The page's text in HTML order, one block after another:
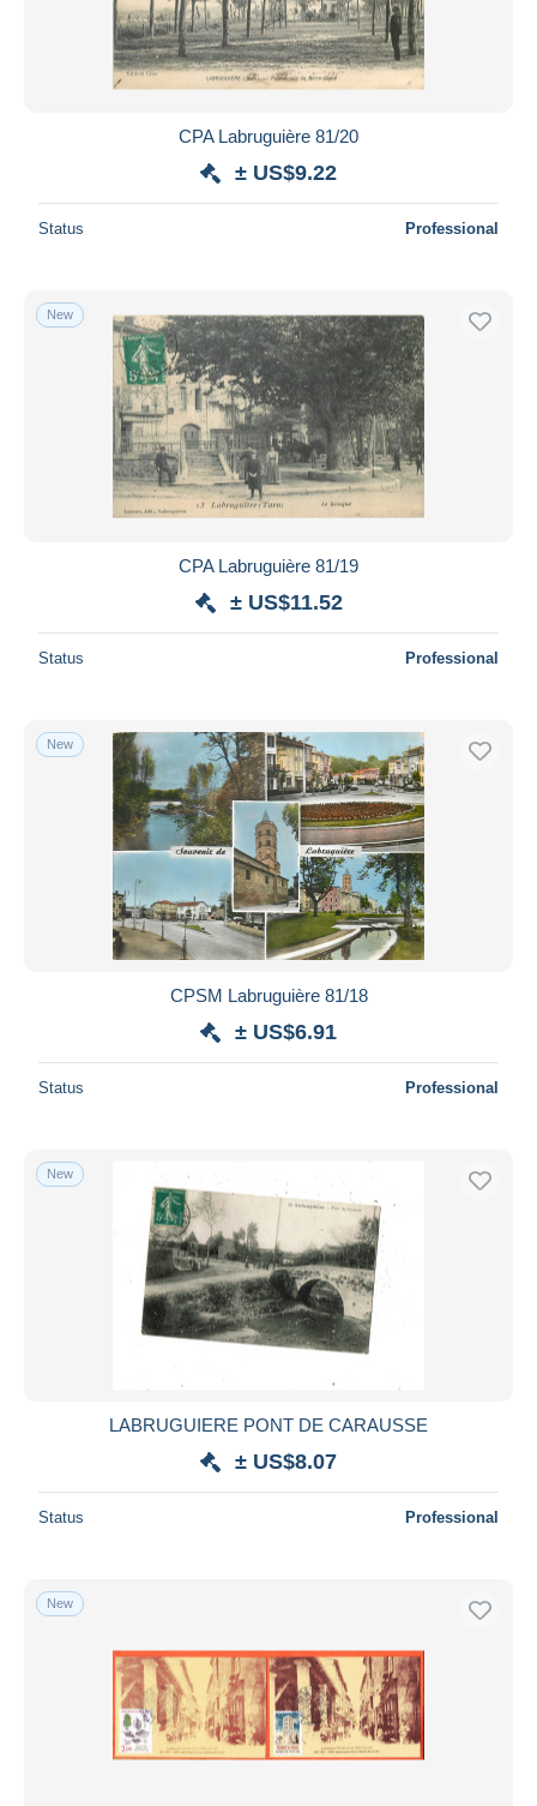
CPA Labruguière 81/20
± US$9.22
Status Professional
New
CPA Labruguière 81/19
± US$11.52
Status Professional
New
CPSM Labruguière 81/18
± US$6.91
Status Professional
New
LABRUGUIERE PONT DE CARAUSSE
± US$8.07
Status Professional
New